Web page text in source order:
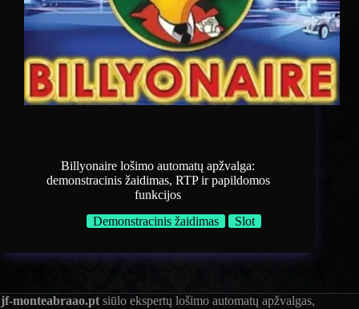
Billyonaire lošimo automatų apžvalga:
demonstracinis žaidimas, RTP ir papildomos
funkcijos
Demonstracinis žaidimas
Slot
jf-monteabraao.pt siūlo ekspertų lošimo automatų apžvalgas,